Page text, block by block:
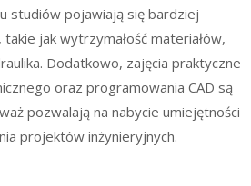
studiów pojawiają się bardziej
jak wytrzymałość materiałów,
Dodatkowo, zajęcia praktyczne
oraz programowania CAD są
pozwalają na nabycie umiejętności
projektów inżynieryjnych.